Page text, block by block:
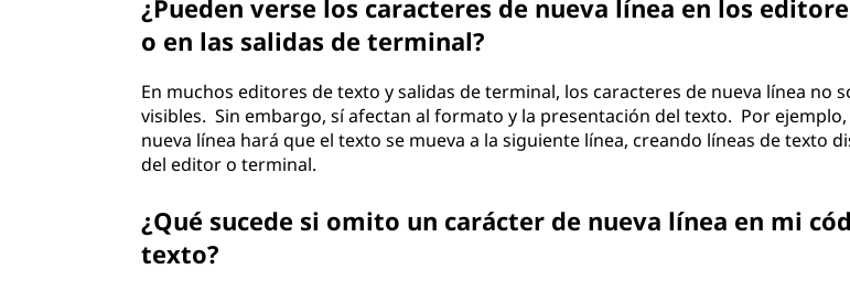
¿Pueden verse los caracteres de nueva línea en los
o en las salidas de terminal?
En muchos editores de texto y salidas de terminal, los caracteres de nueva línea no
visibles. Sin embargo, sí afectan al formato y la presentación del texto. Por
nueva línea hará que el texto se mueva a la siguiente línea, creando líneas de texto
del editor o terminal.
¿Qué sucede si omito un carácter de nueva línea en mi
texto?